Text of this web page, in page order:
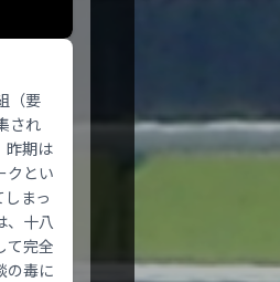
（要
され
昨期は
クとい
まっ
、十八
て完全
の毒に